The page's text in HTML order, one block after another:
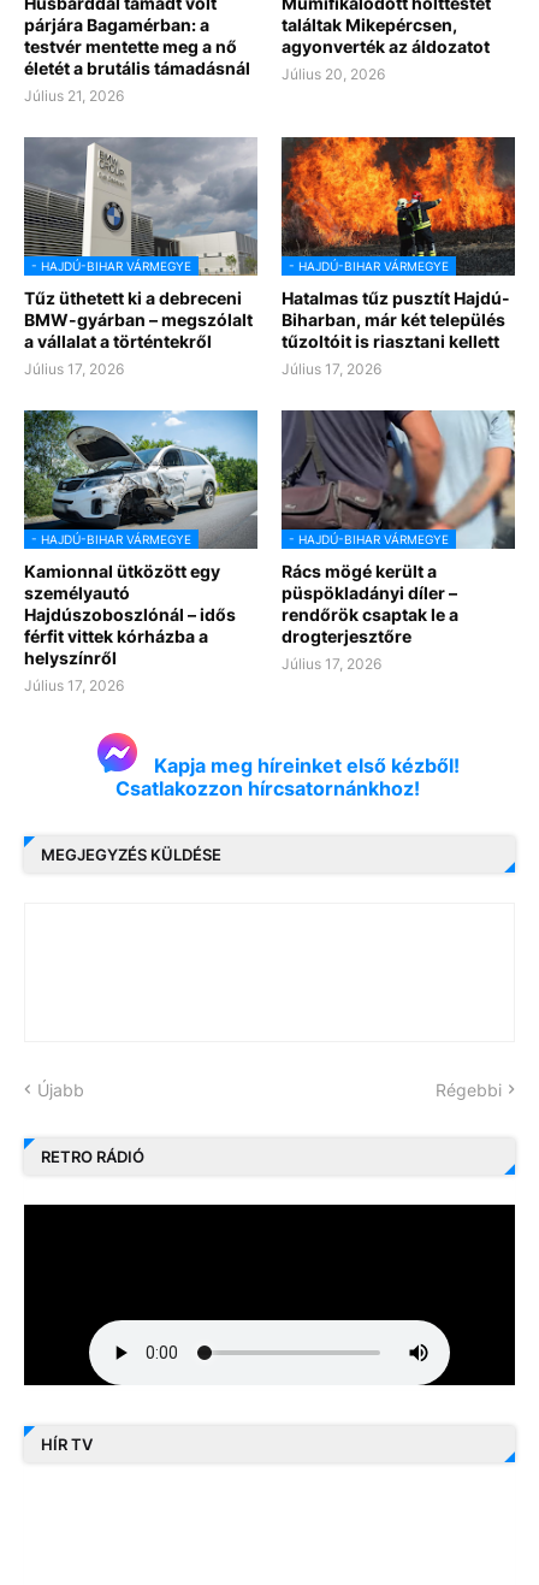
párjára Bagamérban: a
testvér mentette meg a nő
életét a brutális támadásnál
Július 21, 2026
találtak Mikepércsen,
agyonverték az áldozatot
Július 20, 2026
- HAJDÚ-BIHAR VÁRMEGYE
Tűz üthetett ki a debreceni
BMW-gyárban – megszólalt
a vállalat a történtekről
Július 17, 2026
- HAJDÚ-BIHAR VÁRMEGYE
Hatalmas tűz pusztít Hajdú-
Biharban, már két település
tűzoltóit is riasztani kellett
Július 17, 2026
- HAJDÚ-BIHAR VÁRMEGYE
Kamionnal ütközött egy
személyautó
Hajdúszoboszlónál – idős
férfit vittek kórházba a
helyszínről
Július 17, 2026
- HAJDÚ-BIHAR VÁRMEGYE
Rács mögé került a
püspökladányi díler –
rendőrök csaptak le a
drogterjesztőre
Július 17, 2026
Kapja meg híreinket első kézből!
Csatlakozzon hírcsatornánkhoz!
MEGJEGYZÉS KÜLDÉSE
Újabb Régebbi
RETRO RÁDIÓ
HÍR TV